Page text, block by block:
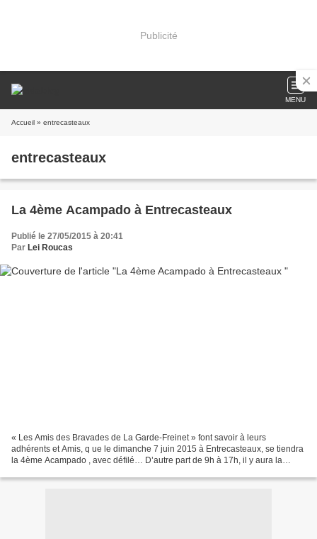
Publicité
MENU
Accueil » entrecasteaux
entrecasteaux
La 4ème Acampado à Entrecasteaux
Publié le 27/05/2015 à 20:41
Par Lei Roucas
« Les Amis des Bravades de La Garde-Freinet » font savoir à leurs
adhérents et Amis, q ue le dimanche 7 juin 2015 à Entrecasteaux, se tiendra
la 4ème Acampado , avec défilé… D’autre part de 9h à 17h, il y aura la